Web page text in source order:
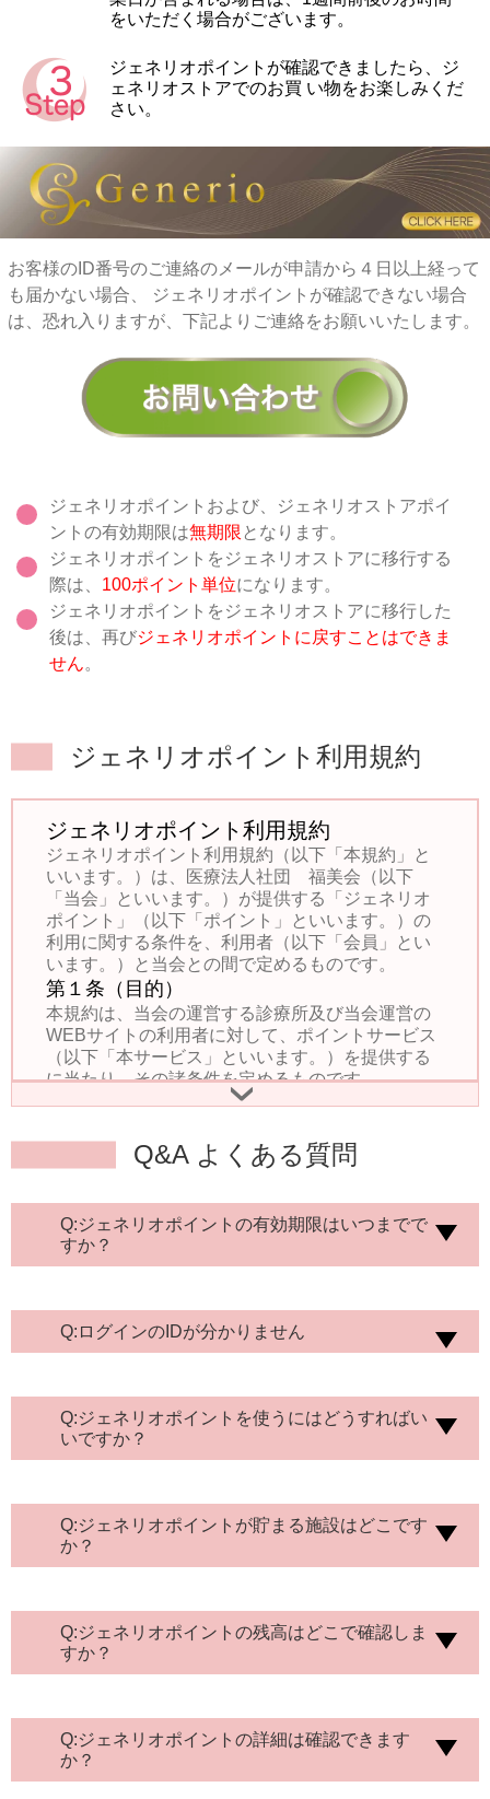
をいただく場合がございます。
ジェネリオポイントが確認できましたら、ジ
ェネリオストアでのお買 い物をお楽しみくだ
さい。
お客様のID番号のご連絡のメールが申請から４日以上経って
も届かない場合、
ジェネリオポイントが確認できない場合
は、恐れ入りますが、下記よりご連絡をお願いいたします。
ジェネリオポイントおよび、ジェネリオストアポイ
ントの有効期限は無期限 となります。
ジェネリオポイントをジェネリオストアに移行する
際は、 100ポイント単位になります。
ジェネリオポイントをジェネリオストアに移行した
後は、再びジェネリオポイントに戻すことはできま
せん。
ジェネリオポイント利用規約
ジェネリオポイント利用規約
ジェネリオポイント利用規約（以下「本規約」と
いいます。）は、医療法人社団 福美会（以下
「当会」といいます。）が提供する「ジェネリオ
ポイント」（以下「ポイント」といいます。）の
利用に関する条件を、利用者（以下「会員」とい
います。）と当会との間で定めるものです。
第１条（目的）
本規約は、当会の運営する診療所及び当会運営の
WEBサイトの利用者に対して、ポイントサービス
（以下「本サービス」といいます。）を提供する
に当たり、その諸条件を定めるものです。
第２条（同意）
用することができます。会員は、ポイントを取得
し、又は利用することにより、本規約に同意した
会員は、本サービスの利用に当たって本規約が適
用されるとともに、別段の定めのない限り、当会
で定義されたものに同意したものとみなされま
第３条（規約の変更）
当会は、本規約を変更できるものとします。この
場合、当会は、当会運営のWEBサイト上において
し、変更適用日後も会員が本サービスの利用を継
続した場合には、会員が本規約の変更に合意した
ものとみなし、当会と会員との間では、本規約の
変更後の内容が効力を生じるものとします。
権、特許権等の知的財産権を含みますが、これら
に限りません。）は、当会に帰属します。会員は
第５条（ポイントの取得）
当会は、会員が当会の運営する診療所において、
ポイント数については、当会指定のWEBサイトに
て確認できます。
用後1週間以内に付与され、付与日より利用可能と
›
Q&A よくある質問
Q:ジェネリオポイントの有効期限はいつまでで
すか？
Q:ログインのIDが分かりません
Q:ジェネリオポイントを使うにはどうすればい
いですか？
Q:ジェネリオポイントが貯まる施設はどこです
か？
Q:ジェネリオポイントの残高はどこで確認しま
すか？
Q:ジェネリオポイントの詳細は確認できます
か？